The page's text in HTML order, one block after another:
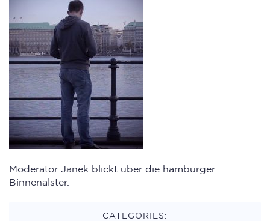
Moderator Janek blickt über die hamburger
Binnenalster.
CATEGORIES: